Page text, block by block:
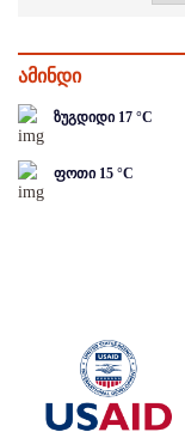
ამინდი
ზუგდიდი 17 °C
ფოთი 15 °C